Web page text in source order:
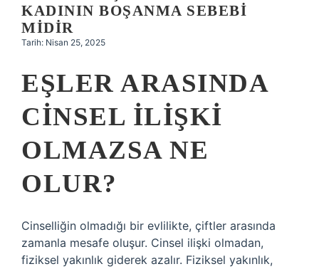
KADININ BOŞANMA SEBEBI
MIDIR
Tarih: Nisan 25, 2025
EŞLER ARASINDA
CINSEL ILIŞKI
OLMAZSA NE
OLUR?
Cinselliğin olmadığı bir evlilikte, çiftler arasında
zamanla mesafe oluşur. Cinsel ilişki olmadan,
fiziksel yakınlık giderek azalır. Fiziksel yakınlık,